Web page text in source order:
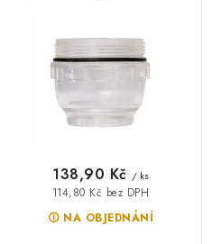
🛈 NA OBJEDNÁNÍ
114,80 Kč bez DPH
138,90 Kč / ks